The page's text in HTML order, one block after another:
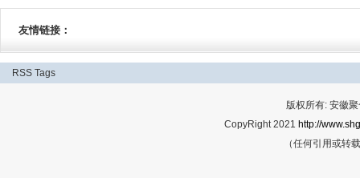
友情链接：
RSS Tags
版权所有: 安徽
CopyRight 2021 http://
（任何引用或转